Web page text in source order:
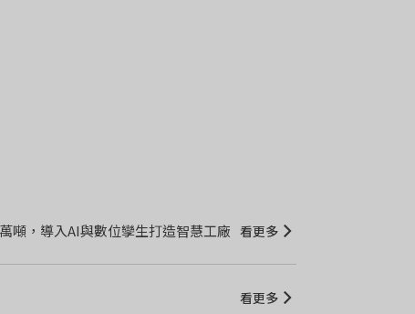
續未來 2027 年供貨、中科高階產能6萬噸，導入AI與數位孿生打造智慧工廠 看更多
看更多